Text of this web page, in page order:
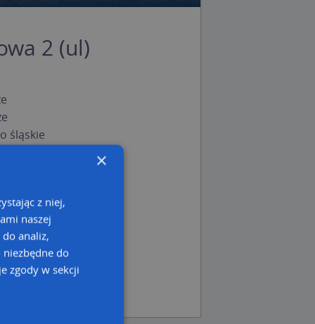
2 (ul)
śląskie
×
z niej,
naszej
analiz,
do
zgody w sekcji